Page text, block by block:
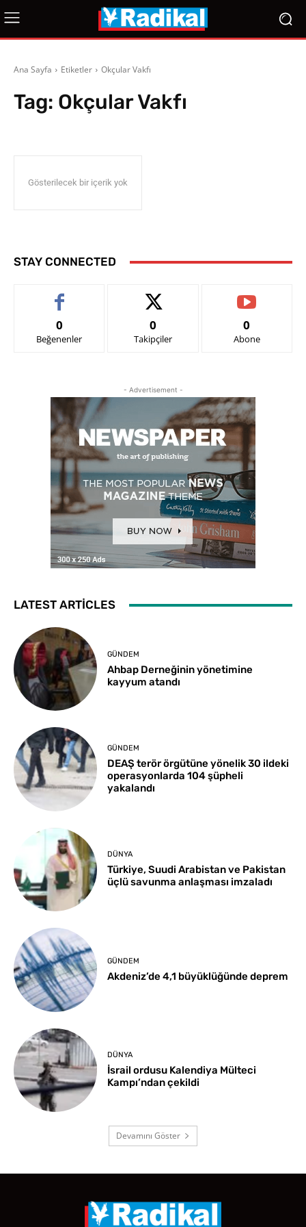
Ana Sayfa Etiketler Okçular Vakfı
Tag: Okçular Vakfı
Gösterilecek bir içerik yok
STAY CONNECTED
0
Beğenenler
0
Takipçiler
0
Abone
- Advertisement -
LATEST ARTICLES
GÜNDEM
Ahbap Derneğinin yönetimine
kayyum atandı
GÜNDEM
DEAŞ terör örgütüne yönelik 30 ildeki
operasyonlarda 104 şüpheli
yakalandı
DÜNYA
Türkiye, Suudi Arabistan ve Pakistan
üçlü savunma anlaşması imzaladı
GÜNDEM
Akdeniz’de 4,1 büyüklüğünde deprem
DÜNYA
İsrail ordusu Kalendiya Mülteci
Kampı’ndan çekildi
Devamını Göster